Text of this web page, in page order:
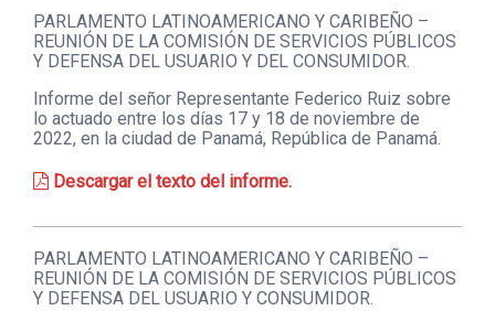
PARLAMENTO LATINOAMERICANO Y CARIBEÑO –
REUNIÓN DE LA COMISIÓN DE SERVICIOS PÚBLICOS
Y DEFENSA DEL USUARIO Y DEL CONSUMIDOR.
Informe del señor Representante Federico Ruiz sobre
lo actuado entre los días 17 y 18 de noviembre de
2022, en la ciudad de Panamá, República de Panamá.
Descargar el texto del informe.
PARLAMENTO LATINOAMERICANO Y CARIBEÑO –
REUNIÓN DE LA COMISIÓN DE SERVICIOS PÚBLICOS
Y DEFENSA DEL USUARIO Y CONSUMIDOR.